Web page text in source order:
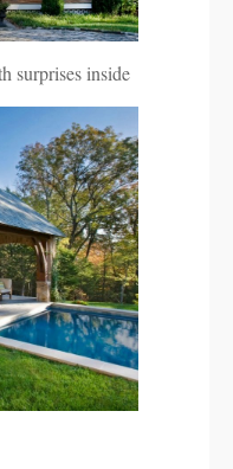
surprises inside